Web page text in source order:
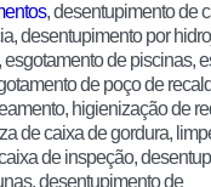
, desentupimento de
desentupimento por
de piscinas,
de poço de
higienização de
de caixa de gordura,
de inspeção,
desentupimento de